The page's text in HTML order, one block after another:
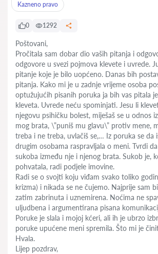
Kazneno pravo
0 1292
Poštovani,
Pročitala sam dobar dio vaših pitanja i
odgovore u svezi pojmova klevete i uvrede.
pitanje koje je bilo uopćeno. Danas bih
pitanja. Kako mi je u zadnje vrijeme osoba
optužujućih pisanih poruka ja bih vas pitala
kleveta. Uvrede neću spominjati. Jesu li
njegovu psihičku bolest, miješaš se u odnos
mog brata, \”puniš mu glavu\” protiv mene,
treba i ne treba, uvlačiš se,… Iz poruka se da
drugim osobama raspravljala o meni. Tvrdi
sukoba između nje i njenog brata. Sukob je,
pohvatala, radi podjele imovine.
Radi se o svojti koju viđam svako toliko
krizma) i nikada se ne čujemo. Najprije sam
zatim zabrinuta i uznemirena. Noćima ne
uljudbena i argumentirana pisana
Poruke je slala i mojoj kćeri, ali ih je ubrzo
poruke upućene meni spremila. Što mi je
Hvala.
Lijep pozdrav,